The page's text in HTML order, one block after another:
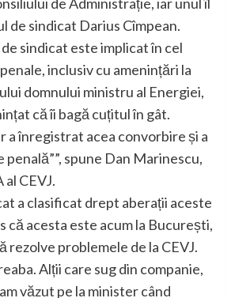
de sindicat Darius Cîmpean.
sindicat este implicat în cel
inclusiv cu amenințări la
domnului ministru al Energiei,
că îi bagă cuțitul în gât.
a înregistrat acea convorbire și a
spune Dan Marinescu,
CEVJ.
a clasificat drept aberații aceste
că acesta este acum la București,
rezolve problemele de la CEVJ.
Alții care sug din companie,
văzut pe la minister când